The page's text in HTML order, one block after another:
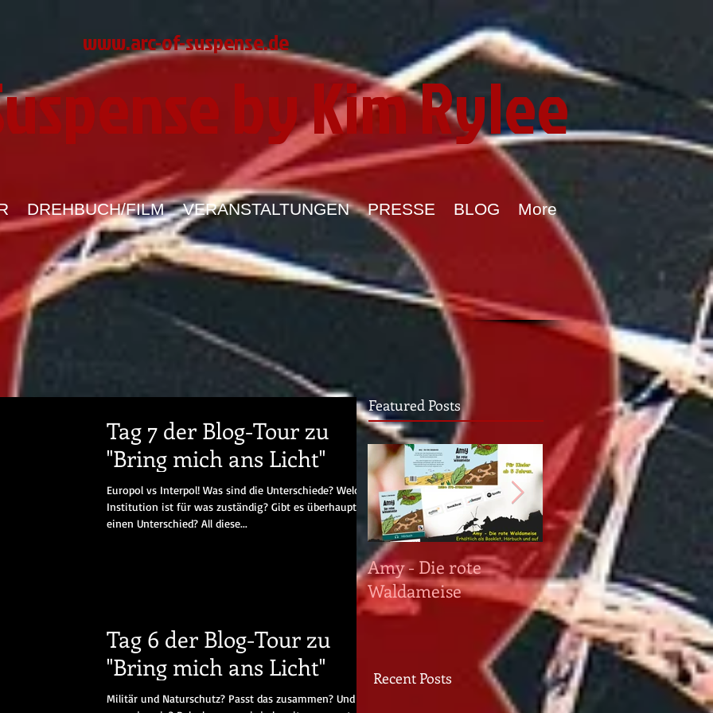
www.arc-of-suspense.de
by Kim Rylee
DREHBUCH/FILM VERANSTALTUNGEN PRESSE BLOG More
Tag 7 der Blog-Tour zu
"Bring mich ans Licht"
Europol vs Interpol! Was sind die Unterschiede? Welche
Institution ist für was zuständig? Gibt es überhaupt
einen Unterschied? All diese...
Tag 6 der Blog-Tour zu
"Bring mich ans Licht"
Militär und Naturschutz? Passt das zusammen? Und
Featured Posts
Amy - Die rote
Waldameise
PRAEGRESSUS ist da!
Recent Posts